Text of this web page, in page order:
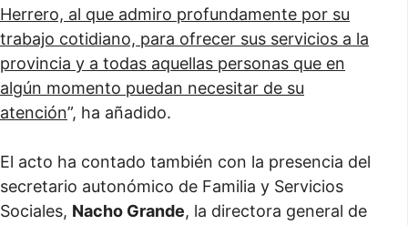
Herrero, al que admiro profundamente por su
trabajo cotidiano, para ofrecer sus servicios a la
provincia y a todas aquellas personas que en
algún momento puedan necesitar de su
atención”, ha añadido.
El acto ha contado también con la presencia del
secretario autonómico de Familia y Servicios
Sociales, Nacho Grande, la directora general de